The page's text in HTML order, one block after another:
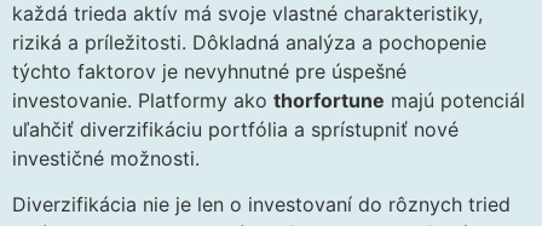
každá trieda aktív má svoje vlastné charakteristiky,
riziká a príležitosti. Dôkladná analýza a pochopenie
týchto faktorov je nevyhnutné pre úspešné
investovanie. Platformy ako thorfortune majú potenciál
uľahčiť diverzifikáciu portfólia a sprístupniť nové
investičné možnosti.
Diverzifikácia nie je len o investovaní do rôznych tried